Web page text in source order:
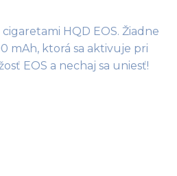
mAh, ktorá sa aktivuje pri
EOS a nechaj sa uniesť!